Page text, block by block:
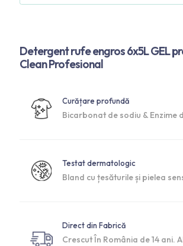
Detergent rufe engros 6x5L GEL
Clean Profesional
Curățare profundă
Bicarbonat de sodiu & Enzime
Testat dermatologic
Bland cu țesăturile și pielea
Direct din Fabrică
Crescut În România de 14 ani.